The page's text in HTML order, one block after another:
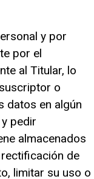
y por
por el
al Titular, lo
o
datos en algún
pedir
almacenados
de
limitar su uso o